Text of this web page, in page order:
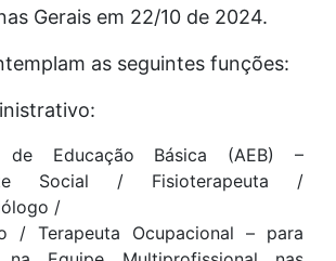
Gerais em 22/10 de 2024.
as seguintes funções:
de Educação Básica (AEB) –
Social / Fisioterapeuta /
/
/ Terapeuta Ocupacional – para